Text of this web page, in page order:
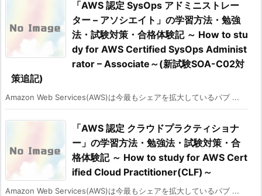
「AWS 認定 SysOps アドミニストレー
ター – アソシエイト」の学習方法・勉強
法・試験対策・合格体験記 ～ How to stu
dy for AWS Certified SysOps Administ
rator – Associate～(新試験SOA-C02対
策追記)
Amazon Web Services(AWS)は今最もシェアを拡大しているパブ ...
「AWS 認定 クラウドプラクティショナ
ー」の学習方法・勉強法・試験対策・合
格体験記 ～ How to study for AWS Cert
ified Cloud Practitioner(CLF)～
Amazon Web Services(AWS)は今最もシェアを拡大しているパブ ...